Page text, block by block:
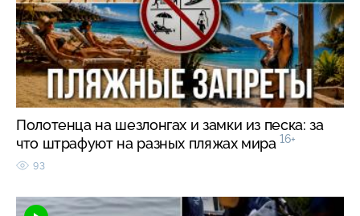
Полотенца на шезлонгах и замки из песка: за
что штрафуют на разных пляжах мира 16+
93